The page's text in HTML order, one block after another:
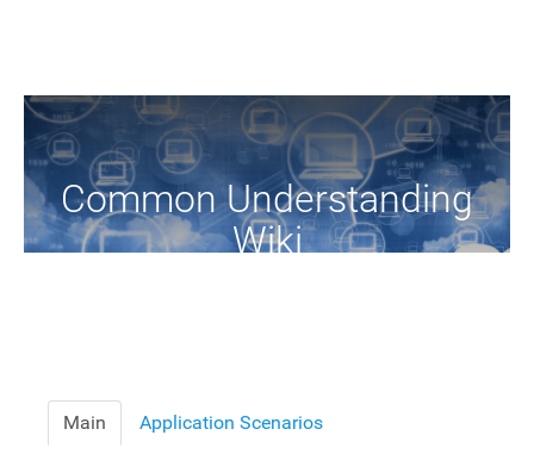
Common Understanding
Wiki
Main
Application Scenarios